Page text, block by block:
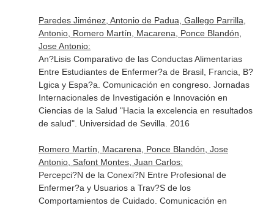
Paredes Jiménez, Antonio de Padua, Gallego Parrilla,
Antonio, Romero Martín, Macarena, Ponce Blandón,
Jose Antonio:
An?Lisis Comparativo de las Conductas Alimentarias
Entre Estudiantes de Enfermer?a de Brasil, Francia, B?
Lgica y Espa?a. Comunicación en congreso. Jornadas
Internacionales de Investigación e Innovación en
Ciencias de la Salud "Hacia la excelencia en resultados
de salud". Universidad de Sevilla. 2016
Romero Martín, Macarena, Ponce Blandón, Jose
Antonio, Safont Montes, Juan Carlos:
Percepci?N de la Conexi?N Entre Profesional de
Enfermer?a y Usuarios a Trav?S de los
Comportamientos de Cuidado. Comunicación en